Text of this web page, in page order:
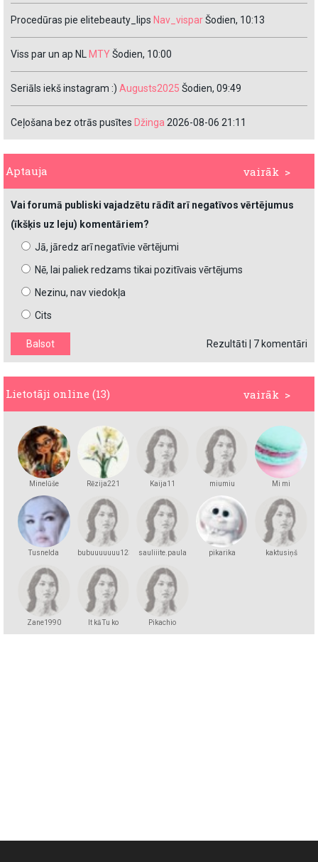
Procedūras pie elitebeauty_lips Nav_visparŠodien, 10:13
Viss par un ap NL MTYŠodien, 10:00
Seriāls iekš instagram :) Augusts2025 Šodien, 09:49
Ceļošana bez otrās pusītes Džinga 2026-08-06 21:11
vairāk >
Aptauja
Vai forumā publiski vajadzētu rādīt arī negatīvos vērtējumus
(īkšķis uz leju) komentāriem?
Jā, jāredz arī negatīvie vērtējumi
Nē, lai paliek redzams tikai pozitīvais vērtējums
Nezinu, nav viedokļa
Cits
Rezultāti 7 komentāri
vairāk >
Lietotāji online (13)
Minelūše Rēzija221 Kaija11 miumiu Mi mi
Tusnelda bubuuuuuuu123 sauliiite.paula pikarika kaktusiņš
Zane1990
It kā Tu ko
Pikachio